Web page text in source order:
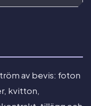
av bevis: foton
kvitton,